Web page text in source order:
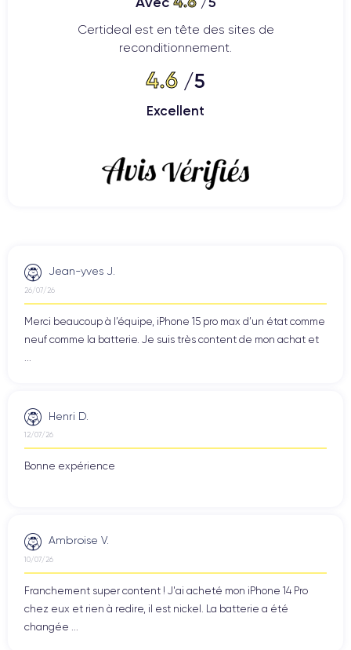
Certideal est en tête des sites de
reconditionnement.
4.6 /5
Excellent
Jean-yves J.
26/07/26
Merci beaucoup à l’équipe, iPhone 15 pro max d’un état comme
neuf comme la batterie. Je suis très content de mon achat et
Henri D.
12/07/26
Bonne expérience
Ambroise V.
10/07/26
Franchement super content ! J'ai acheté mon iPhone 14 Pro
chez eux et rien à redire, il est nickel. La batterie a été
changée ...